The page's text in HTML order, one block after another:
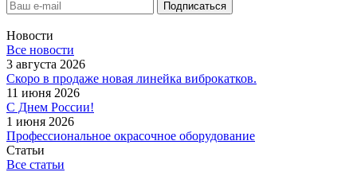
Новости
Все новости
3 августа 2026
Скоро в продаже новая линейка виброкатков.
11 июня 2026
С Днем России!
1 июня 2026
Профессиональное окрасочное оборудование
Статьи
Все статьи